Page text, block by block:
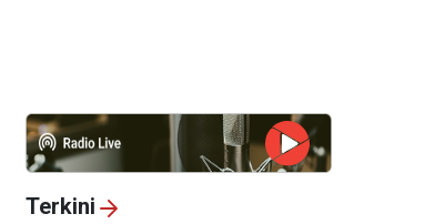
Terkini